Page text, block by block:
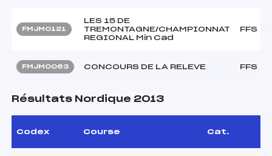
FMJM0121
LES 15 DE
TREMONTAGNE/CHAMPIONNAT
REGIONAL Min Cad
FFS
FMJM0063 CONCOURS DE LA RELEVE FFS
Résultats Nordique 2013
Codex Course Cat.